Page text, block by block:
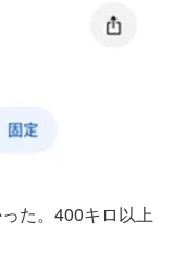
た。400キロ以上